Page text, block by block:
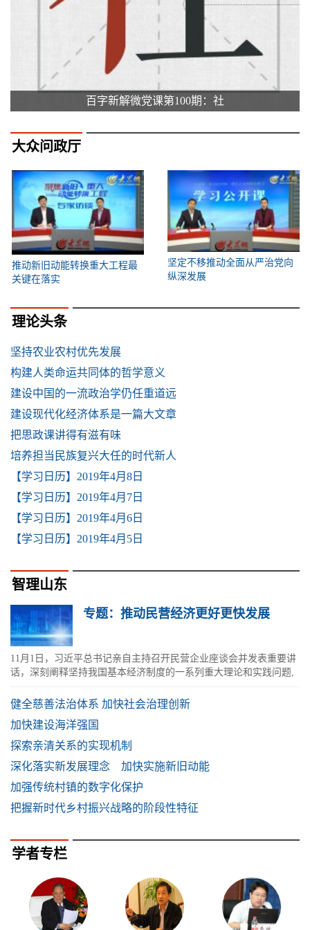
百字新解微党课第100期：社
大众问政厅
推动新旧动能转换重大工程最
关键在落实
坚定不移推动全面从严治党向
纵深发展
理论头条
坚持农业农村优先发展
构建人类命运共同体的哲学意义
建设中国的一流政治学仍任重道远
建设现代化经济体系是一篇大文章
把思政课讲得有滋有味
培养担当民族复兴大任的时代新人
【学习日历】2019年4月8日
【学习日历】2019年4月7日
【学习日历】2019年4月6日
【学习日历】2019年4月5日
智理山东
专题：推动民营经济更好更快发展
11月1日，习近平总书记亲自主持召开民营企业座谈会并发表重要讲
话，深刻阐释坚持我国基本经济制度的一系列重大理论和实践问题,
健全慈善法治体系 加快社会治理创新
加快建设海洋强国
探索亲清关系的实现机制
深化落实新发展理念 加快实施新旧动能
加强传统村镇的数字化保护
把握新时代乡村振兴战略的阶段性特征
学者专栏